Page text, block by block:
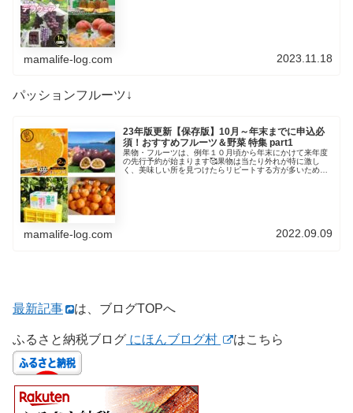
mamalife-log.com 2023.11.18
パッションフルーツ↓
23年版更新【保存版】10月～年末までに申込必
須！おすすめフルーツ＆野菜 特集 part1
果物・フルーツは、例年１０月頃から年末にかけて来年度
の先行予約が始まります🥰果物は当たり外れが特に激し
く、美味しい所を見つけたらリピートする方が多いため
mamalife-log.com 2022.09.09
最新記事 は、ブログTOPへ
ふるさと納税ブログ にほんブログ村 はこちら